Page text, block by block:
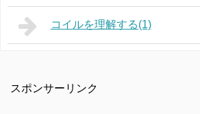
コイルを理解する(1)
スポンサーリンク